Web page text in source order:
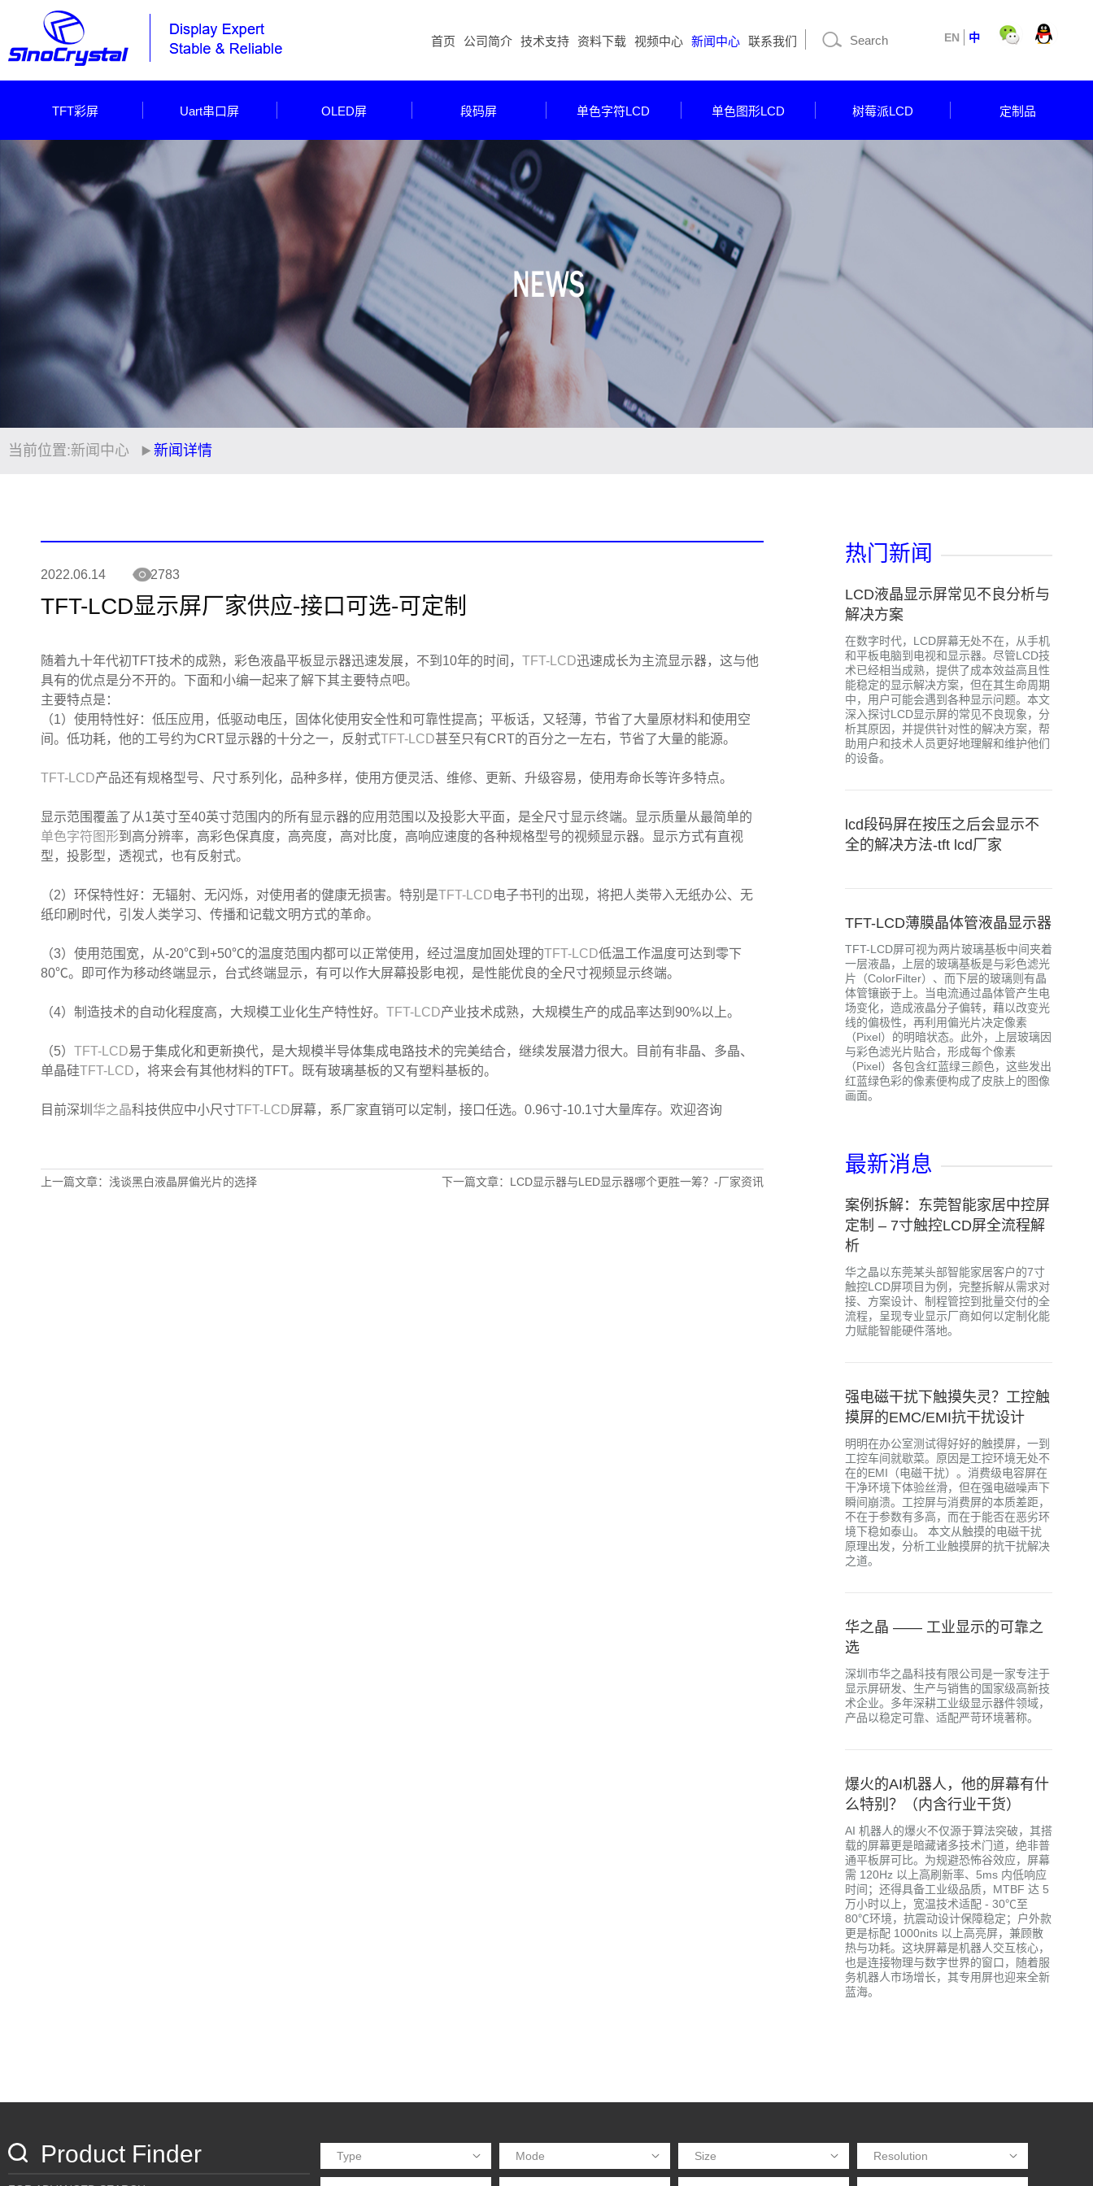
EN 中
首页 公司简介 技术支持 资料下载 视频中心 新闻中心 联系我们
TFT彩屏 Uart串口屏 OLED屏 段码屏 单色字符LCD 单色图形LCD 树莓派LCD 定制品
当前位置:新闻中心 新闻详情
2022.06.14 2783
TFT-LCD显示屏厂家供应-接口可选-可定制
随着九十年代初TFT技术的成熟，彩色液晶平板显示器迅速发展，不到10年的时间， TFT-LCD迅速成长为主流显示器，这与他
具有的优点是分不开的。下面和小编一起来了解下其主要特点吧。
主要特点是：
（1）使用特性好：低压应用，低驱动电压，固体化使用安全性和可靠性提高；平板话，又轻薄，节省了大量原材料和使用空
间。低功耗，他的工号约为CRT显示器的十分之一，反射式TFT-LCD甚至只有CRT的百分之一左右，节省了大量的能源。
TFT-LCD产品还有规格型号、尺寸系列化，品种多样，使用方便灵活、维修、更新、升级容易，使用寿命长等许多特点。
显示范围覆盖了从1英寸至40英寸范围内的所有显示器的应用范围以及投影大平面，是全尺寸显示终端。显示质量从最简单的
单色字符图形到高分辨率，高彩色保真度，高亮度，高对比度，高响应速度的各种规格型号的视频显示器。显示方式有直视
型，投影型，透视式，也有反射式。
（2）环保特性好：无辐射、无闪烁，对使用者的健康无损害。特别是TFT-LCD电子书刊的出现，将把人类带入无纸办公、无
纸印刷时代，引发人类学习、传播和记载文明方式的革命。
（3）使用范围宽，从-20℃到+50℃的温度范围内都可以正常使用，经过温度加固处理的TFT-LCD低温工作温度可达到零下
80℃。即可作为移动终端显示，台式终端显示，有可以作大屏幕投影电视，是性能优良的全尺寸视频显示终端。
（4）制造技术的自动化程度高，大规模工业化生产特性好。 TFT-LCD产业技术成熟，大规模生产的成品率达到90%以上。
（5） TFT-LCD易于集成化和更新换代，是大规模半导体集成电路技术的完美结合，继续发展潜力很大。目前有非晶、多晶、
单晶硅TFT-LCD ，将来会有其他材料的TFT。既有玻璃基板的又有塑料基板的。
目前深圳 华之晶科技供应中小尺寸TFT-LCD屏幕，系厂家直销可以定制，接口任选。0.96寸-10.1寸大量库存。欢迎咨询
上一篇文章：浅谈黑白液晶屏偏光片的选择 下一篇文章：LCD显示器与LED显示器哪个更胜一筹？-厂家资讯
热门新闻
LCD液晶显示屏常见不良分析与
解决方案
在数字时代，LCD屏幕无处不在，从手机
和平板电脑到电视和显示器。尽管LCD技
术已经相当成熟，提供了成本效益高且性
能稳定的显示解决方案，但在其生命周期
中，用户可能会遇到各种显示问题。本文
深入探讨LCD显示屏的常见不良现象，分
析其原因，并提供针对性的解决方案，帮
助用户和技术人员更好地理解和维护他们
的设备。
lcd段码屏在按压之后会显示不
全的解决方法-tft lcd厂家
TFT-LCD薄膜晶体管液晶显示器
TFT-LCD屏可视为两片玻璃基板中间夹着
一层液晶，上层的玻璃基板是与彩色滤光
片（ColorFilter）、而下层的玻璃则有晶
体管镶嵌于上。当电流通过晶体管产生电
场变化，造成液晶分子偏转，藉以改变光
线的偏极性，再利用偏光片决定像素
（Pixel）的明暗状态。此外，上层玻璃因
与彩色滤光片贴合，形成每个像素
（Pixel）各包含红蓝绿三颜色，这些发出
红蓝绿色彩的像素便构成了皮肤上的图像
画面。
最新消息
案例拆解：东莞智能家居中控屏
定制 – 7寸触控LCD屏全流程解
析
华之晶以东莞某头部智能家居客户的7寸
触控LCD屏项目为例，完整拆解从需求对
接、方案设计、制程管控到批量交付的全
流程，呈现专业显示厂商如何以定制化能
力赋能智能硬件落地。
强电磁干扰下触摸失灵？工控触
摸屏的EMC/EMI抗干扰设计
明明在办公室测试得好好的触摸屏，一到
工控车间就歇菜。原因是工控环境无处不
在的EMI（电磁干扰）。消费级电容屏在
干净环境下体验丝滑，但在强电磁噪声下
瞬间崩溃。工控屏与消费屏的本质差距，
不在于参数有多高，而在于能否在恶劣环
境下稳如泰山。 本文从触摸的电磁干扰
原理出发，分析工业触摸屏的抗干扰解决
之道。
华之晶 —— 工业显示的可靠之
选
深圳市华之晶科技有限公司是一家专注于
显示屏研发、生产与销售的国家级高新技
术企业。多年深耕工业级显示器件领域，
产品以稳定可靠、适配严苛环境著称。
爆火的AI机器人，他的屏幕有什
么特别？（内含行业干货）
AI 机器人的爆火不仅源于算法突破，其搭
载的屏幕更是暗藏诸多技术门道，绝非普
通平板屏可比。为规避恐怖谷效应，屏幕
需 120Hz 以上高刷新率、5ms 内低响应
时间；还得具备工业级品质，MTBF 达 5
万小时以上，宽温技术适配 - 30℃至
80℃环境，抗震动设计保障稳定；户外款
更是标配 1000nits 以上高亮屏，兼顾散
热与功耗。这块屏幕是机器人交互核心，
也是连接物理与数字世界的窗口，随着服
务机器人市场增长，其专用屏也迎来全新
蓝海。
Product Finder